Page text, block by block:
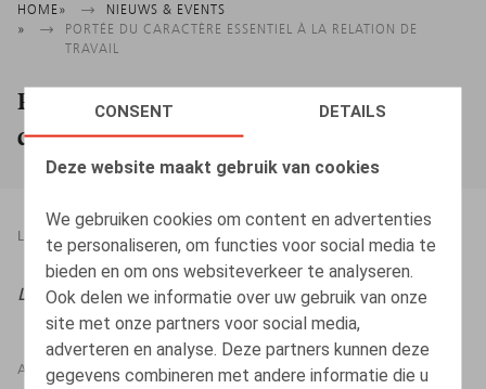
CONSENT DETAILS
Deze website maakt gebruik van cookies
We gebruiken cookies om content en advertenties
te personaliseren, om functies voor social media te
bieden en om ons websiteverkeer te analyseren.
Ook delen we informatie over uw gebruik van onze
site met onze partners voor social media,
adverteren en analyse. Deze partners kunnen deze
gegevens combineren met andere informatie die u
Kruimelpad
HOME
NIEUWS & EVENTS
PORTÉE DU CARACTÈRE ESSENTIEL À LA RELATION DE
TRAVAIL
Portée du caractère essentiel à la relation
de travail
LEGAL MAGAZINES 22.06.2026
Life & Benefits, 2026, n° 6, pp. 5 - 6
AUTEURS